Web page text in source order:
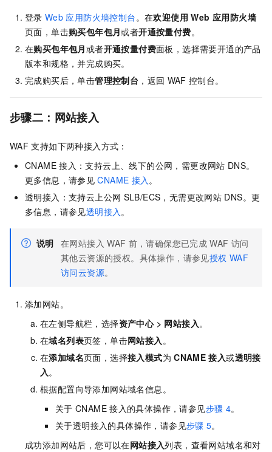
登录 Web 应用防火墙控制台。 在欢迎使用 Web 应用防火墙
页面，单击购买包年包月或者开通按量付费。
在购买包年包月或者开通按量付费面板，选择需要开通的产品
版本和规格，并完成购买。
完成购买后，单击管理控制台 ，返回 WAF 控制台。
步骤二：网站接入
WAF 支持如下两种接入方式：
CNAME 接入：支持云上、线下的公网，需更改网站 DNS。
更多信息，请参见 CNAME 接入 。
透明接入：支持云上公网 SLB/ECS，无需更改网站 DNS。更
多信息，请参见透明接入 。
说明 在网站接入 WAF 前，请确保您已完成 WAF 访问
其他云资源的授权。具体操作，请参见授权 WAF
访问云资源。
添加网站。
在左侧导航栏，选择资产中心> 网站接入 。
在域名列表页签，单击网站接入 。
在添加域名页面，选择接入模式为 CNAME 接入或透明接
入 。
根据配置向导添加网站域名信息。
关于 CNAME 接入的具体操作，请参见步骤 4。
关于透明接入的具体操作，请参见步骤 5。
成功添加网站后，您可以在网站接入列表，查看网站域名和对